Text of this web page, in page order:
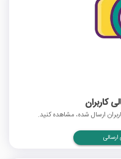
کاربران
ارسال شده، مشاهده کنید.